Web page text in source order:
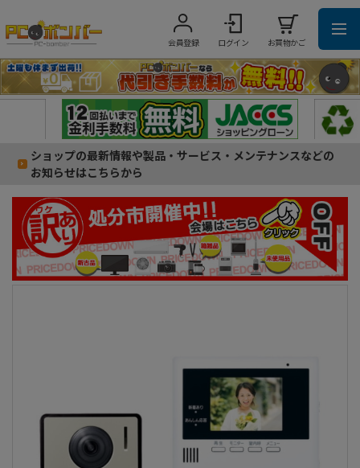
会員登録 ログイン お買物かご
ショップの最新情報や製品・サービス・メンテナンスなどの
お知らせはこちらから